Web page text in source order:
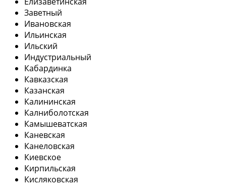
Заветный
Ивановская
Ильинская
Ильский
Индустриальный
Кабардинка
Кавказская
Казанская
Калининская
Калниболотская
Камышеватская
Каневская
Канеловская
Киевское
Кирпильская
Кисляковская